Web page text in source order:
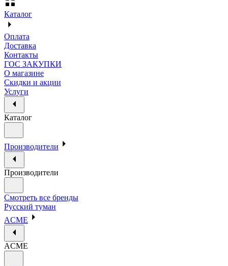
Каталог
Оплата
Доставка
Контакты
ГОС ЗАКУПКИ
О магазине
Скидки и акции
Услуги
Каталог
Производители
Производители
Смотреть все бренды
Русский туман
ACME
ACME